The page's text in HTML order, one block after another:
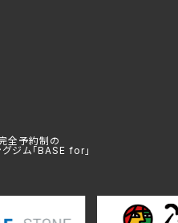
全予約制の
ジム「BASE for」